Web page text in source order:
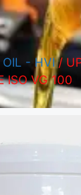
OIL - HVI/
ISO VG 100